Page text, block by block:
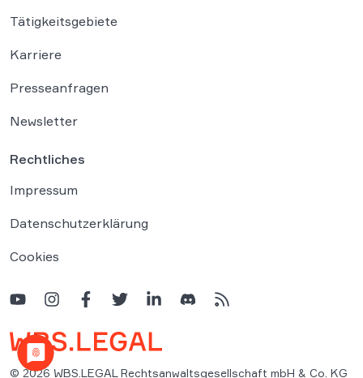
Tätigkeitsgebiete
Karriere
Presseanfragen
Newsletter
Rechtliches
Impressum
Datenschutzerklärung
Cookies
© 2026 WBS.LEGAL Rechtsanwaltsgesellschaft mbH & Co. KG